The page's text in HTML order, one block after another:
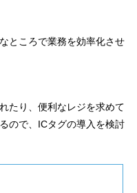
ところで業務を効率化させ
たり、便利なレジを求めて
ので、ICタグの導入を検討